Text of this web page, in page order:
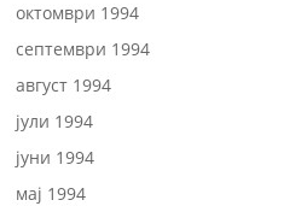
октомври 1994
септември 1994
август 1994
јули 1994
јуни 1994
мај 1994